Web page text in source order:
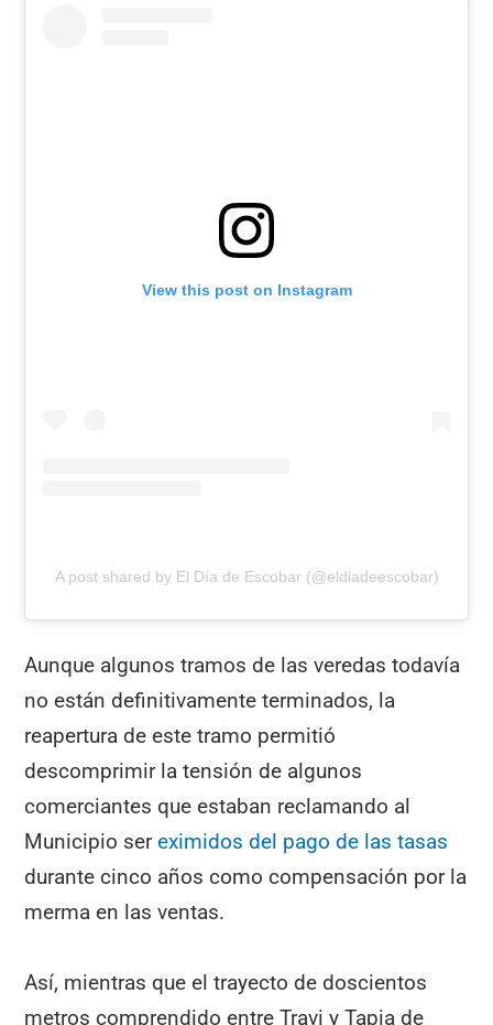
View this post on Instagram
A post shared by El Día de Escobar (@eldiadeescobar)
Aunque algunos tramos de las veredas todavía
no están definitivamente terminados, la
reapertura de este tramo permitió
descomprimir la tensión de algunos
comerciantes que estaban reclamando al
Municipio sereximidos del pago de las tasas
durante cinco años como compensación por la
merma en las ventas.
Así, mientras que el trayecto de doscientos
metros comprendido entre Travi y Tapia de